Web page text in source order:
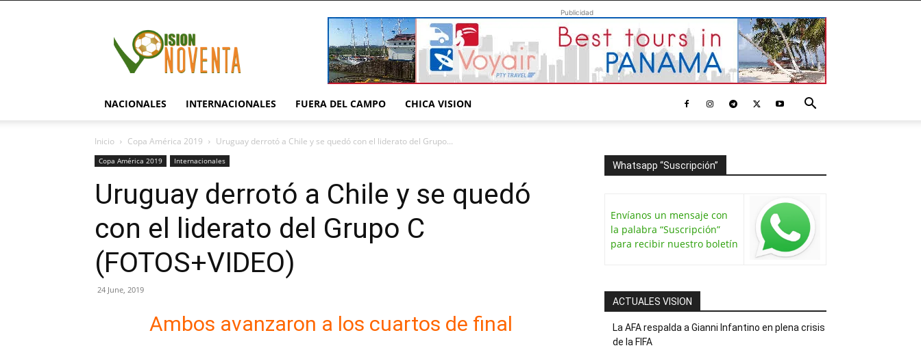
Publicidad
NACIONALES INTERNACIONALES FUERA DEL CAMPO CHICA VISION
Inicio Copa América 2019 Uruguay derrotó a Chile y se quedó con el liderato del Grupo...
Copa América 2019 Internacionales
Uruguay derrotó a Chile y se quedó
con el liderato del Grupo C
(FOTOS+VIDEO)
24 June, 2019
Ambos avanzaron a los cuartos de final
Whatsapp “Suscripción”
Envíanos un mensaje con
la palabra “Suscripción”
para recibir nuestro boletín
ACTUALES VISION
La AFA respalda a Gianni Infantino en plena crisis
de la FIFA